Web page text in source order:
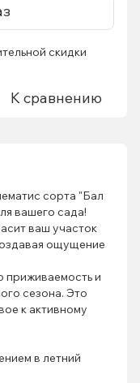
скидки
К сравнению
сорта "Бал
вашего сада!
ваш участок
ощущение
и
сезона. Это
к активному
в летний